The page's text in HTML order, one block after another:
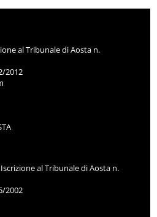
al Tribunale di Aosta n.
2012
al Tribunale di Aosta n.
2002